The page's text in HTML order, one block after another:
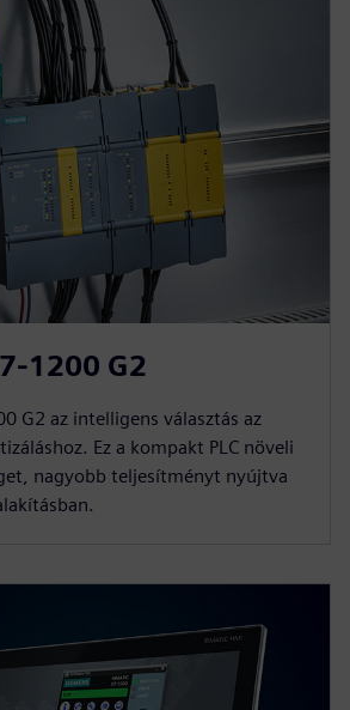
1200 G2
G2 az intelligens választás az
Ez a kompakt PLC növeli
nagyobb teljesítményt nyújtva